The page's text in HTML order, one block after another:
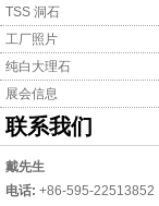
TSS 洞石
工厂照片
纯白大理石
展会信息
联系我们
戴先生
电话: +86-595-22513852